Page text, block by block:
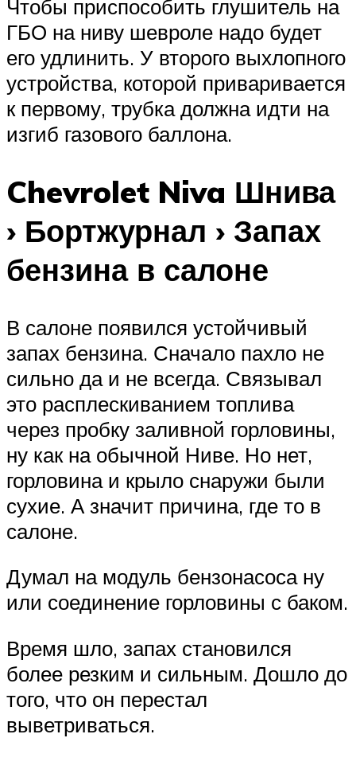
Чтобы приспособить глушитель на
ГБО на ниву шевроле надо будет
его удлинить. У второго выхлопного
устройства, которой приваривается
к первому, трубка должна идти на
изгиб газового баллона.
Chevrolet Niva Шнива
› Бортжурнал › Запах
бензина в салоне
В салоне появился устойчивый
запах бензина. Сначало пахло не
сильно да и не всегда. Связывал
это расплескиванием топлива
через пробку заливной горловины,
ну как на обычной Ниве. Но нет,
горловина и крыло снаружи были
сухие. А значит причина, где то в
салоне.
Думал на модуль бензонасоса ну
или соединение горловины с баком.
Время шло, запах становился
более резким и сильным. Дошло до
того, что он перестал
выветриваться.